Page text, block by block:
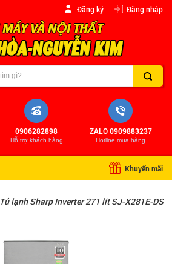
Đăng ký Đăng nhập
ZALO 0909883237
Hotline mua hàng
0906282898
Hỗ trợ khách hàng
Khuyến mãi
Tủ lạnh Sharp Inverter 271 lít SJ-X281E-DS